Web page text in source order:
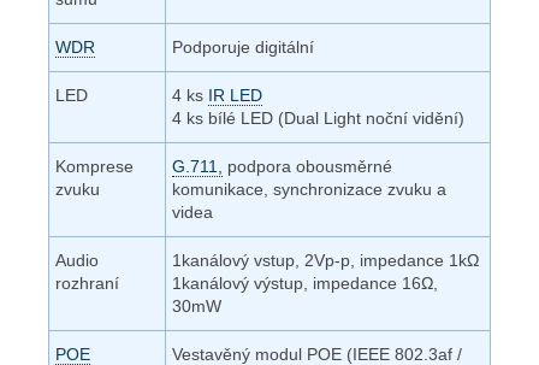
WDR Podporuje digitální
LED 4 ks IR LED
4 ks bílé LED (Dual Light noční vidění)
Komprese
zvuku
G.711,
podpora obousměrné
komunikace, synchronizace zvuku a
videa
Audio
rozhraní
1kanálový vstup, 2Vp-p, impedance 1kΩ
1kanálový výstup, impedance 16Ω,
30mW
POE
Vestavěný modul POE (IEEE 802.3af /